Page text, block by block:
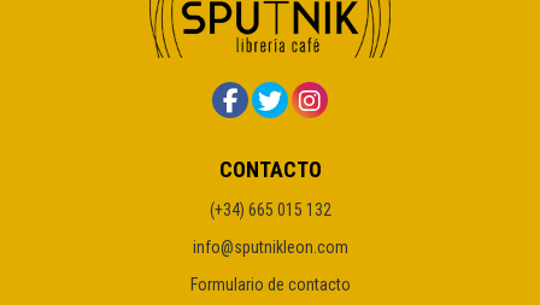
CONTACTO
(+34) 665 015 132
info@sputnikleon.com
Formulario de contacto